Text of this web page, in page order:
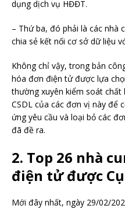
dụng dịch vụ HĐĐT.
– Thứ ba, đó phải là các nhà
chia sẻ kết nối cơ sở dữ liệu
Không chỉ vậy, trong bản
hóa đơn điện tử được lựa
thường xuyên kiểm soát
CSDL của các đơn vị này để
ứng yêu cầu và loại bỏ các
đã đề ra.
2. Top 26 nhà
điện tử được
Mới đây nhất, ngày 29/02/